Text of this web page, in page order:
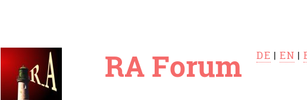
RA Forum DE |EN |